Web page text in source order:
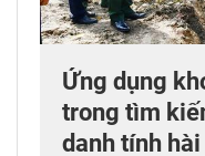
Ứng dụng
trong tìm
danh tính